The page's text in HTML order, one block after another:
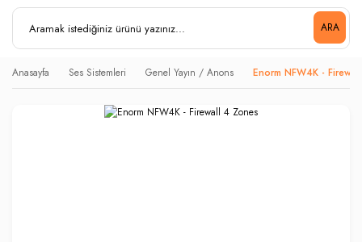
ARA
Anasayfa Ses Sistemleri Genel Yayın / Anons Enorm NFW4K -